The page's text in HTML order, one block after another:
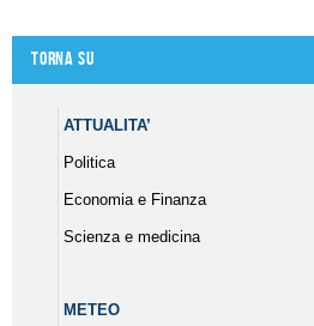
Torna su
ATTUALITA’
Politica
Economia e Finanza
Scienza e medicina
METEO